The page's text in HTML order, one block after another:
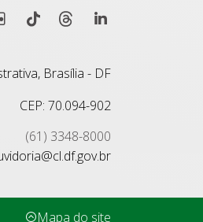
Brasília - DF
CEP: 70.094-902
(61) 3348-8000
Mapa do site